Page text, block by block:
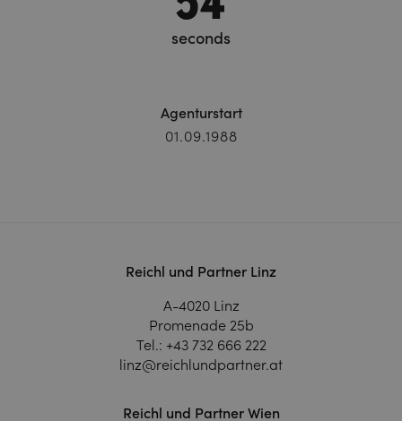
seconds
Agenturstart
01.09.1988
Reichl und Partner Linz
A-4020 Linz
Promenade 25b
Tel.: +43 732 666 222
linz@reichlundpartner.at
Reichl und Partner Wien